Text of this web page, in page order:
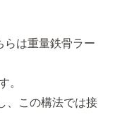
は重量鉄骨ラー
、この構法では接